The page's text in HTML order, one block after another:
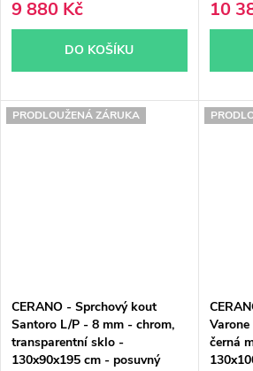
9 880 Kč
DO KOŠÍKU
10
PRODLOUŽENÁ ZÁRUKA
CERANO - Sprchový kout
Santoro L/P - 8 mm - chrom,
transparentní sklo -
130x90x195 cm - posuvný
černá